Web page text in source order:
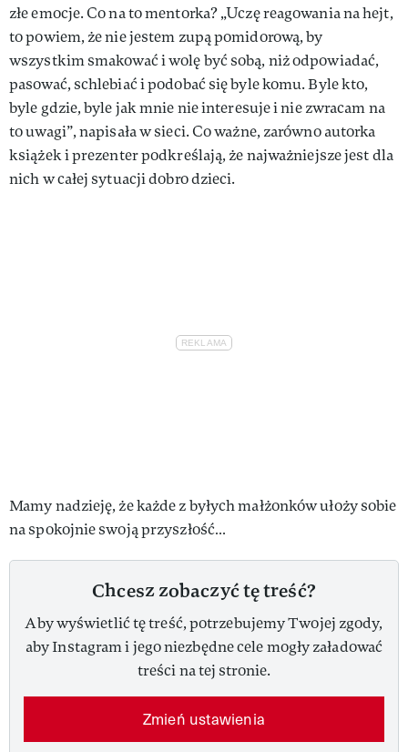
złe emocje. Co na to mentorka? „Uczę reagowania na hejt,
to powiem, że nie jestem zupą pomidorową, by
wszystkim smakować i wolę być sobą, niż odpowiadać,
pasować, schlebiać i podobać się byle komu. Byle kto,
byle gdzie, byle jak mnie nie interesuje i nie zwracam na
to uwagi”, napisała w sieci. Co ważne, zarówno autorka
książek i prezenter podkreślają, że najważniejsze jest dla
nich w całej sytuacji dobro dzieci.
Mamy nadzieję, że każde z byłych małżonków ułoży sobie
na spokojnie swoją przyszłość…
Chcesz zobaczyć tę treść?
Aby wyświetlić tę treść, potrzebujemy Twojej zgody,
aby Instagram i jego niezbędne cele mogły załadować
treści na tej stronie.
Zmień ustawienia